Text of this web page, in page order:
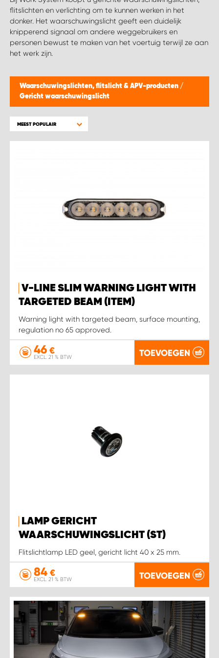
flitslichten en verlichting om te kunnen werken in het
donker. Het waarschuwingslicht geeft een duidelijk
knipperend signaal om andere weggebruikers en
personen bewust te maken van het voertuig terwijl ze aan
het werk zijn.
Waarschuwingslichten, flitslicht & APV-producten /
Gericht waarschuwingslicht
MEEST POPULAIR
V-LINE SLIM WARNING LIGHT WITH
TARGETED BEAM (ITEM)
Warning light with targeted beam, surface mounting,
regulation no 65 approved.
46 €
EXCL. 21 % BTW TOEVOEGEN
LAMP GERICHT
WAARSCHUWINGSLICHT (ST)
Flitslichtlamp LED geel, gericht licht 40 x 25 mm.
84 €
EXCL. 21 % BTW TOEVOEGEN
WORK SYSTEM BEST
WORK SYSTEM ELST
WORK SYSTEM EVERDINGEN
WORK SYSTEM GORREDIJK
WORK SYSTEM HEERLEN
WORK SYSTEM LOPIK GARAGE STUIVENBERG
WORK SYSTEM NIEUWEGEIN
WORK SYSTEM NIEUWERKERK AAN DEN IJSSEL
WORK SYSTEM WILLEMSTAD
WORK SYSTEM ZWARTEBROEK